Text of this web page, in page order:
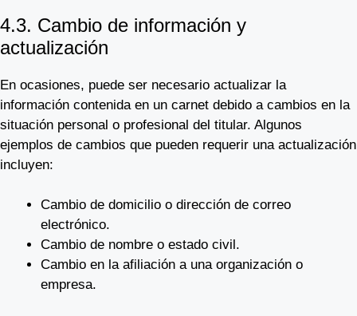
4.3. Cambio de información y
actualización
En ocasiones, puede ser necesario actualizar la
información contenida en un carnet debido a cambios en la
situación personal o profesional del titular. Algunos
ejemplos de cambios que pueden requerir una actualización
incluyen:
Cambio de domicilio o dirección de correo
electrónico.
Cambio de nombre o estado civil.
Cambio en la afiliación a una organización o
empresa.